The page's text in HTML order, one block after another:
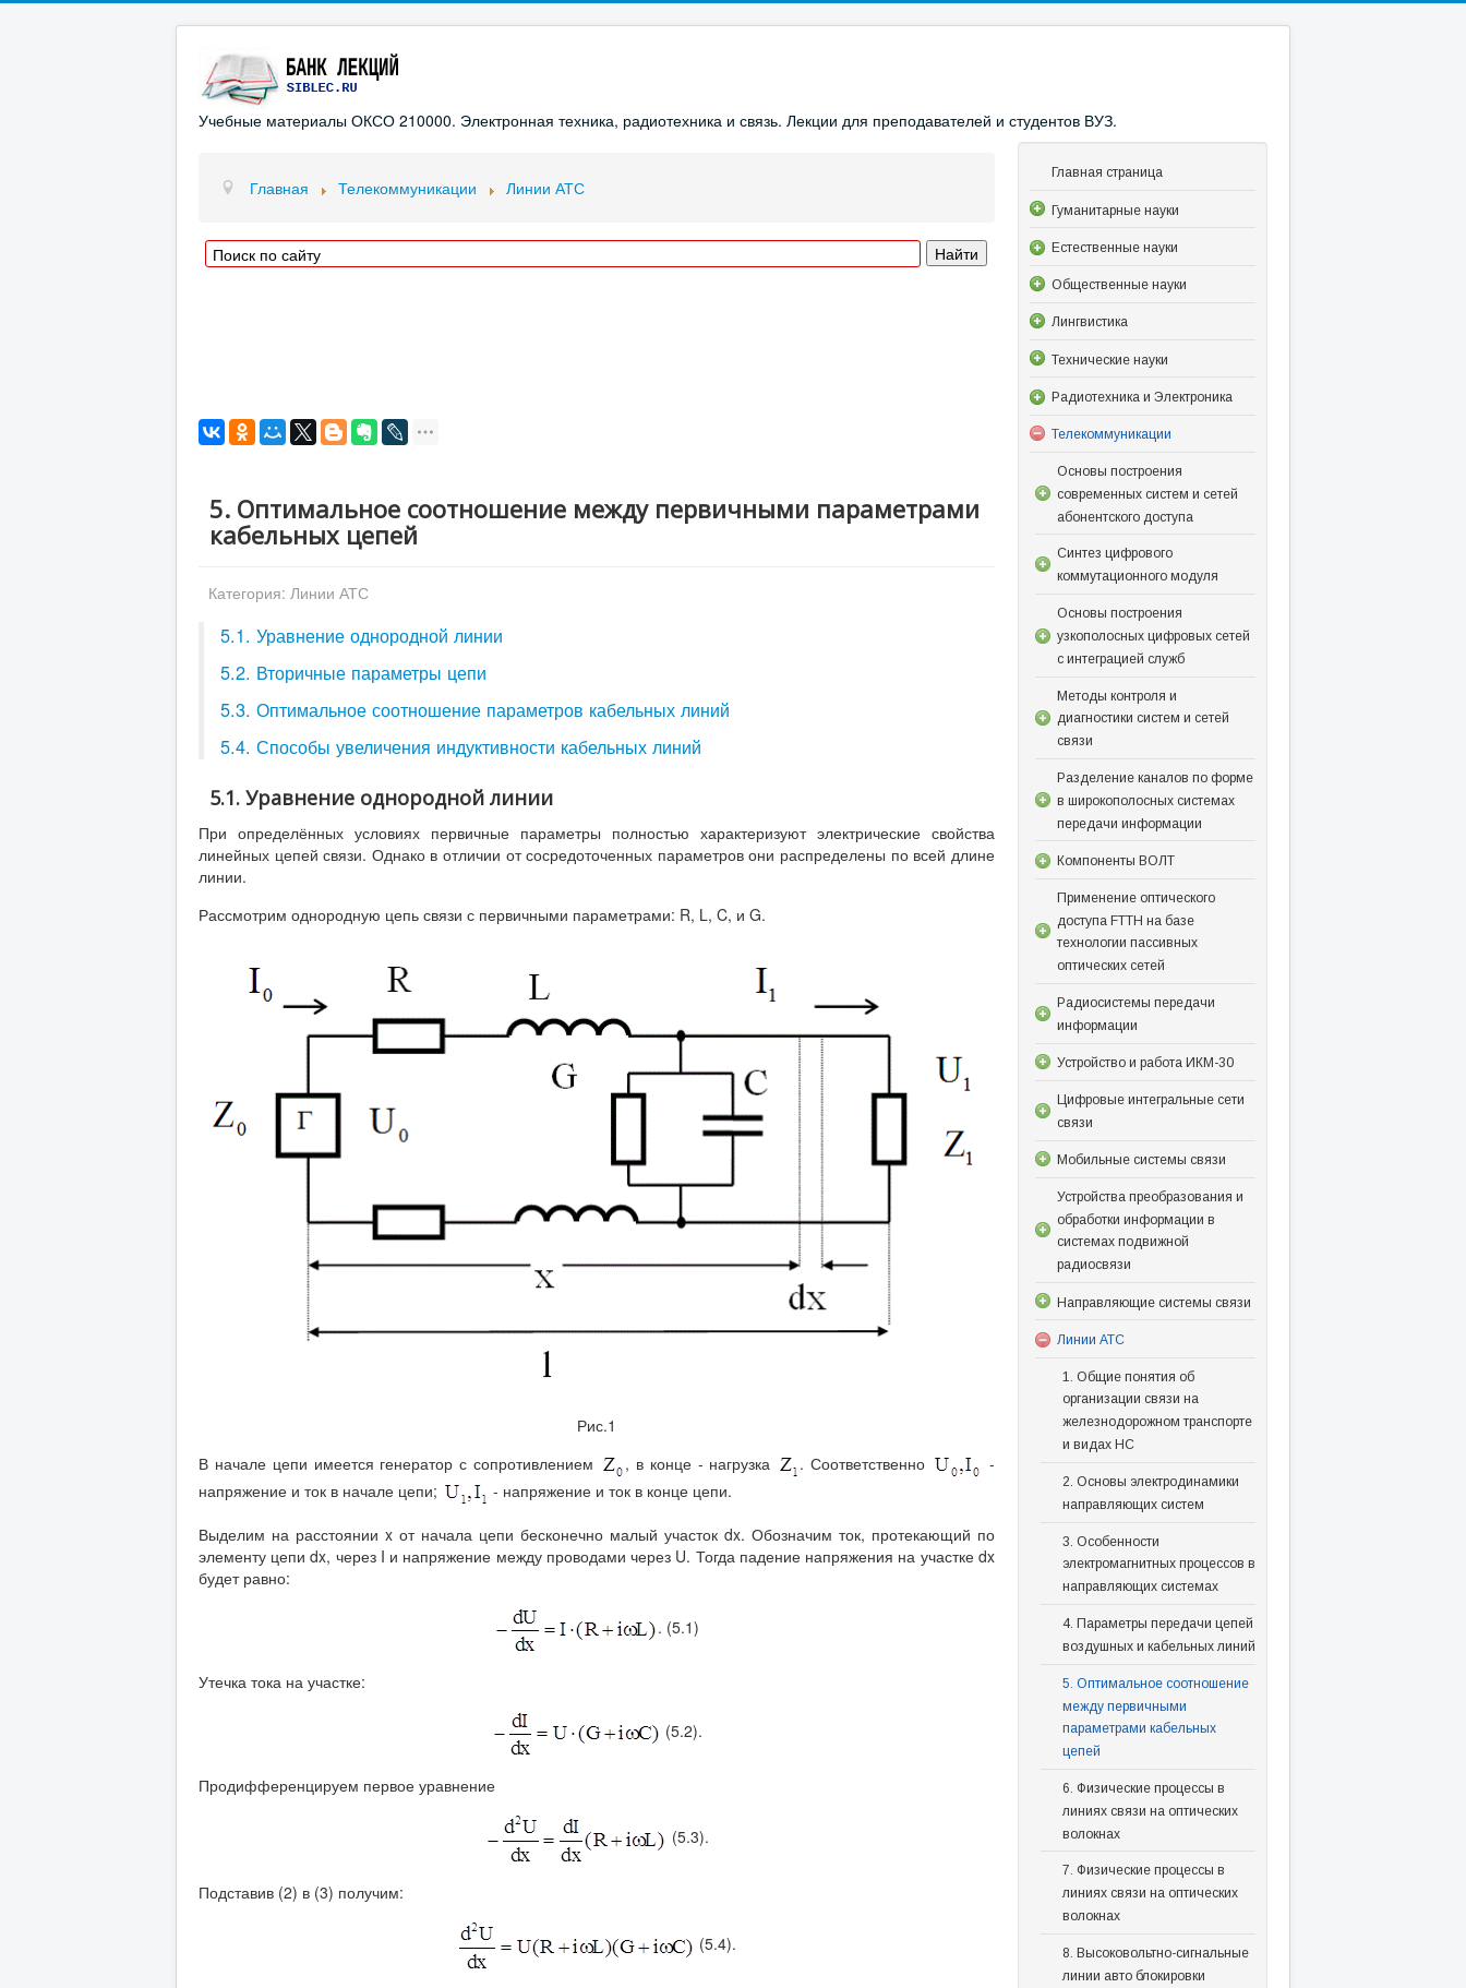
Учебные материалы ОКСО 210000. Электронная техника, радиотехника и связь. Лекции для преподавателей и студентов ВУЗ.
Главная Телекоммуникации Линии АТС
5. Оптимальное соотношение между первичными параметрами
кабельных цепей
Категория: Линии АТС
5.1. Уравнение однородной линии
5.2. Вторичные параметры цепи
5.3. Оптимальное соотношение параметров кабельных линий
5.4. Способы увеличения индуктивности кабельных линий
5.1. Уравнение однородной линии
При определённых условиях первичные параметры полностью характеризуют электрические свойства
линейных цепей связи. Однако в отличии от сосредоточенных параметров они распределены по всей длине
линии.
Рассмотрим однородную цепь связи с первичными параметрами: R, L, C, и G.
Рис.1
В начале цепи имеется генератор с сопротивлением
, в конце - нагрузка . Соответственно
-
напряжение и ток в начале цепи;
- напряжение и ток в конце цепи.
Выделим на расстоянии x от начала цепи бесконечно малый участок dx. Обозначим ток, протекающий по
элементу цепи dx, через I и напряжение между проводами через U. Тогда падение напряжения на участке dx
будет равно:
. (5.1)
Утечка тока на участке:
(5.2).
Продифференцируем первое уравнение
(5.3).
Подставив (2) в (3) получим:
(5.4).
Главная страница
Гуманитарные науки
Естественные науки
Общественные науки
Лингвистика
Технические науки
Радиотехника и Электроника
Телекоммуникации
Основы построения
современных систем и сетей
абонентского доступа
Синтез цифрового
коммутационного модуля
Основы построения
узкополосных цифровых сетей
с интеграцией служб
Методы контроля и
диагностики систем и сетей
связи
Разделение каналов по форме
в широкополосных системах
передачи информации
Компоненты ВОЛТ
Применение оптического
доступа FTTH на базе
технологии пассивных
оптических сетей
Радиосистемы передачи
информации
Устройство и работа ИКМ-30
Цифровые интегральные сети
связи
Мобильные системы связи
Устройства преобразования и
обработки информации в
системах подвижной
радиосвязи
Направляющие системы связи
Линии АТС
1. Общие понятия об
организации связи на
железнодорожном транспорте
и видах НС
2. Основы электродинамики
направляющих систем
3. Особенности
электромагнитных процессов в
направляющих системах
4. Параметры передачи цепей
воздушных и кабельных линий
5. Оптимальное соотношение
между первичными
параметрами кабельных
цепей
6. Физические процессы в
линиях связи на оптических
волокнах
7. Физические процессы в
линиях связи на оптических
волокнах
8. Высоковольтно-сигнальные
линии авто блокировки